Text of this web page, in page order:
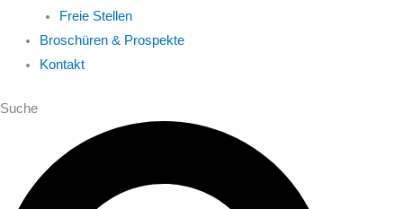
Freie Stellen
Broschüren & Prospekte
Kontakt
Suche